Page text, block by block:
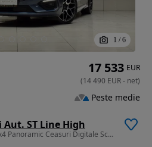
1 / 6
Aut. ST Line High
1997 cm3 • 190 CP • ST Line 4x4 Panoramic Ceasuri Digitale Scaune Revizie la zi Garantie
17 533 EUR
(14 490 EUR- net)
Peste medie